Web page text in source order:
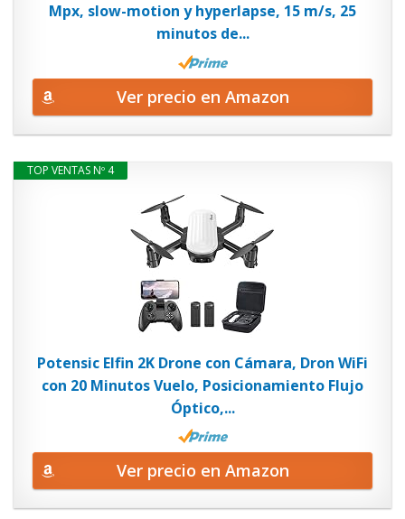
Mpx, slow-motion y hyperlapse, 15 m/s, 25
minutos de...
Ver precio en Amazon
TOP VENTAS Nº 4
Potensic Elfin 2K Drone con Cámara, Dron WiFi
con 20 Minutos Vuelo, Posicionamiento Flujo
Óptico,...
Ver precio en Amazon